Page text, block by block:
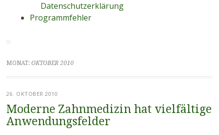
Datenschutzerklärung
Programmfehler
MONAT: OKTOBER 2010
26. OKTOBER 2010
Moderne Zahnmedizin hat vielfältige
Anwendungsfelder